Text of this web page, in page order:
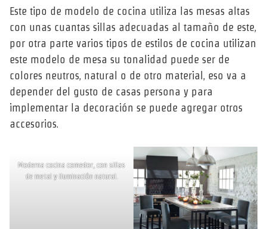
Este tipo de modelo de cocina utiliza las mesas altas
con unas cuantas sillas adecuadas al tamaño de este,
por otra parte varios tipos de estilos de cocina utilizan
este modelo de mesa su tonalidad puede ser de
colores neutros, natural o de otro material, eso va a
depender del gusto de casas persona y para
implementar la decoración se puede agregar otros
accesorios.
Moderna cocina comedor, con sillas
de metal y iluminación natural.